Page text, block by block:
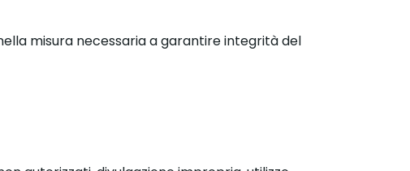
misura necessaria a garantire integrità del